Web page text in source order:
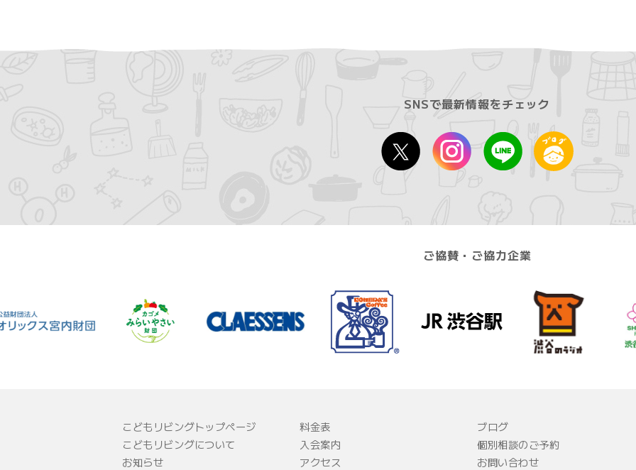
SNSで最新情報をチェック
ご協賛・ご協力企業
こどもリビングトップページ
こどもリビングについて
お知らせ
料金表
入会案内
アクセス
ブログ
個別相談のご予約
お問い合わせ